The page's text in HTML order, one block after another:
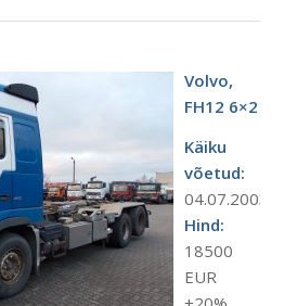
Volvo,
FH12 6×2
Käiku
võetud:
04.07.2003
Hind:
18500
EUR